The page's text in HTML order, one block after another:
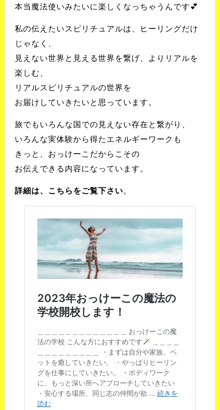
本当魔法使いみたいに楽しくなっちゃうんです💕
私の伝えたいスピリチュアルは、ヒーリングだけ
じゃなく、
見えない世界と見える世界を繋げ、よりリアルを
楽しむ、
リアルスピリチュアルの世界を
お届けしていきたいと思っています。
旅でもいろんな国での見えない存在と繋がり、
いろんな実体験から得たエネルギーワークも
きっと、おっけーこだからこその
お伝えできる内容になっています。
詳細は、こちらをご覧下さい。